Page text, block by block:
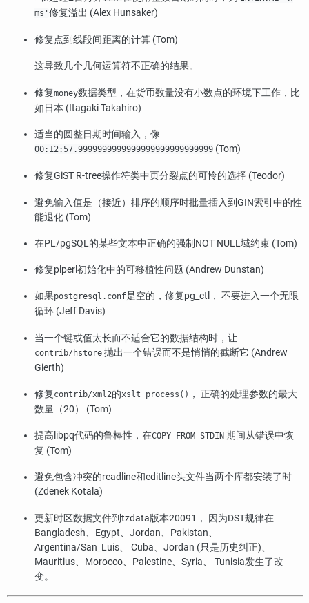
ms' 修复溢出 (Alex Hunsaker)
修复点到线段间距离的计算 (Tom)
这导致几个几何运算符不正确的结果。
修复money数据类型，在货币数量没有小数点的环境下工作，比
如日本 (Itagaki Takahiro)
适当的圆整日期时间输入，像
00:12:57.9999999999999999999999999999 (Tom)
修复GiST R-tree操作符类中页分裂点的可怜的选择 (Teodor)
避免输入值是（接近）排序的顺序时批量插入到GIN索引中的性
能退化 (Tom)
在PL/pgSQL的某些文本中正确的强制NOT NULL域约束 (Tom)
修复plperl初始化中的可移植性问题 (Andrew Dunstan)
如果postgresql.conf是空的，修复pg_ctl ， 不要进入一个无限
循环 (Jeff Davis)
当一个键或值太长而不适合它的数据结构时，让
contrib/hstore 抛出一个错误而不是悄悄的截断它 (Andrew
Gierth)
修复 contrib/xml2的xslt_process() ， 正确的处理参数的最大
数量（20） (Tom)
提高 libpq代码的鲁棒性，在COPY FROM STDIN 期间从错误中恢
复 (Tom)
避免包含冲突的readline和editline头文件当两个库都安装了时
(Zdenek Kotala)
更新时区数据文件到tzdata版本20091， 因为DST规律在
Bangladesh、Egypt、Jordan、Pakistan、
Argentina/San_Luis、 Cuba、Jordan (只是历史纠正)、
Mauritius、Morocco、Palestine、Syria、 Tunisia发生了改
变。